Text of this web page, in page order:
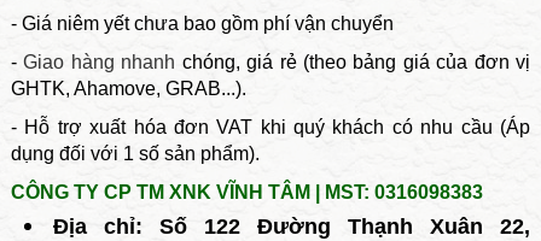
- Giá niêm yết chưa bao gồm phí vận chuyển
-Giao hàng nhanh chóng, giá rẻ (theo bảng giá của đơn vị
GHTK, Ahamove, GRAB...).
- Hỗ trợ xuất hóa đơn VAT khi quý khách có nhu cầu (Áp
dụng đối với 1 số sản phẩm).
CÔNG TY CP TM XNK VĨNH TÂM | MST: 0316098383
Địa chỉ: Số 122 Đường Thạnh Xuân 22,